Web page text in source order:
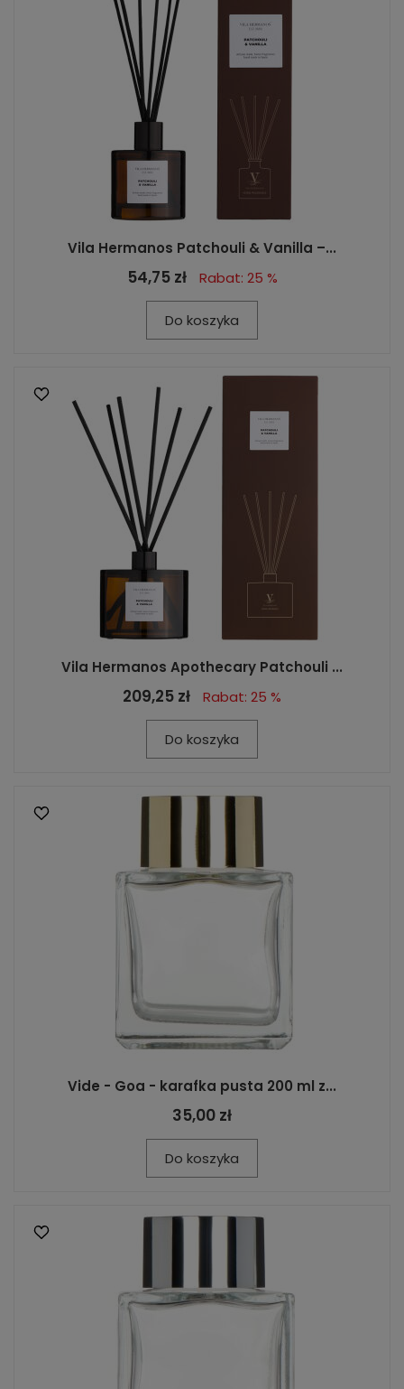
Vila Hermanos Patchouli & Vanilla –...
54,75 zł Rabat: 25 %
Do koszyka
Vila Hermanos Apothecary Patchouli ...
209,25 zł Rabat: 25 %
Do koszyka
Vide - Goa - karafka pusta 200 ml z...
35,00 zł
Do koszyka